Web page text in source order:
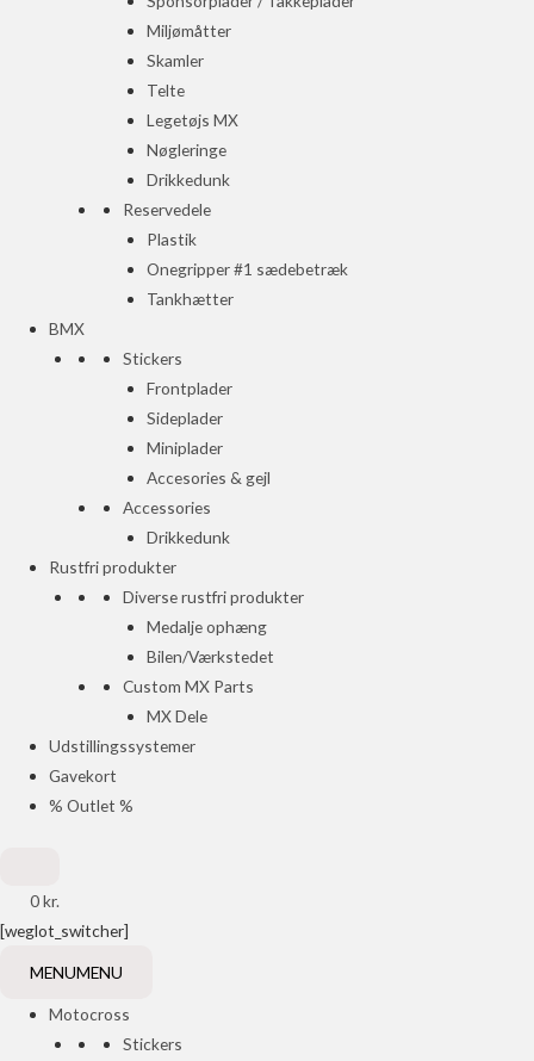
Miljømåtter
Skamler
Telte
Legetøjs MX
Nøgleringe
Drikkedunk
Reservedele
Plastik
Onegripper #1 sædebetræk
Tankhætter
BMX
Stickers
Frontplader
Sideplader
Miniplader
Accesories & gejl
Accessories
Drikkedunk
Rustfri produkter
Diverse rustfri produkter
Medalje ophæng
Bilen/Værkstedet
Custom MX Parts
MX Dele
Udstillingssystemer
Gavekort
% Outlet %
0kr.
[weglot_switcher]
MENUMENU
Motocross
Stickers